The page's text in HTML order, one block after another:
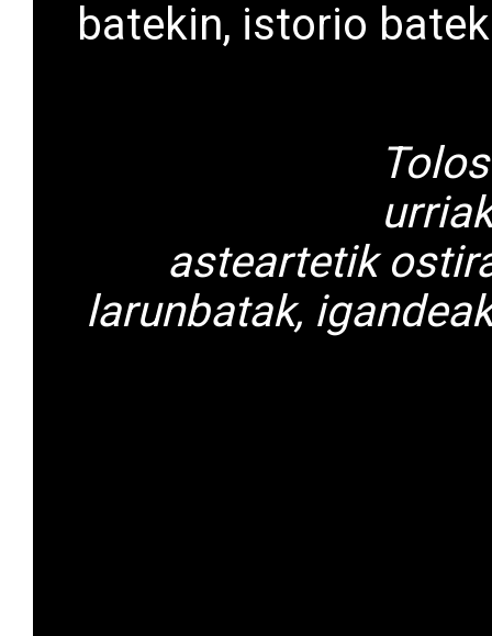
batekin, istorio
asteartetik
larunbatak,